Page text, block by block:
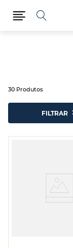
30 Produtos
FILTRAR